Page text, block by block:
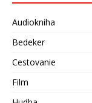
Audiokniha
Bedeker
Cestovanie
Film